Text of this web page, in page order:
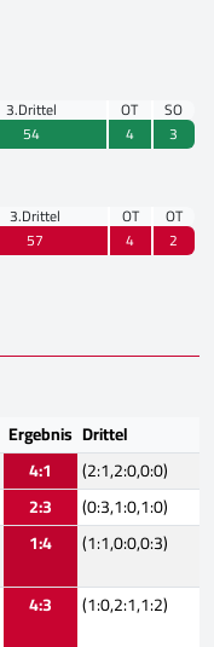
3.Drittel OT
SO
54 4 3
3.Drittel OT
OT
57 4 2
Ergebnis Drittel
4:1
(2:1,2:0,0:0)
2:3
(0:3,1:0,1:0)
1:4
(1:1,0:0,0:3)
4:3
(1:0,2:1,1:2)